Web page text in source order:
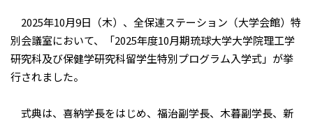
2025年10月9日（木）、全保連ステーション（大学会館）特
別会議室において、「2025年度10月期琉球大学大学院理工学
研究科及び保健学研究科留学生特別プログラム入学式」が挙
行されました。
式典は、喜納学長をはじめ、福治副学長、木暮副学長、新